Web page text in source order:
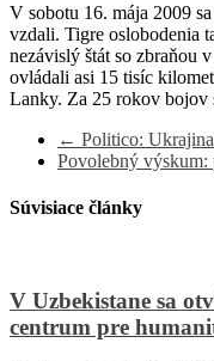
V sobotu 16. mája 2009
vzdali. Tigre oslobodenia
nezávislý štát so zbraňou
ovládali asi 15 tisíc
Lanky. Za 25 rokov
← Politico:
Povolebný
Súvisiace články
V Uzbekistane sa
centrum pre